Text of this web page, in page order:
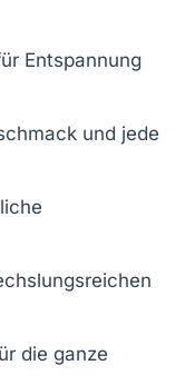
Entspannung
und jede
die ganze